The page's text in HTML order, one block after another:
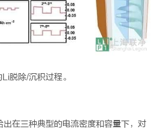
脱除/沉积过程。
出在三种典型的电流密度和容量下，对